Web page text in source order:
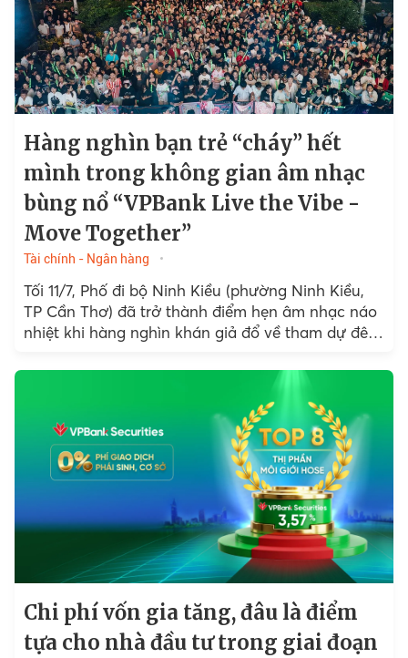
Hàng nghìn bạn trẻ “cháy” hết
mình trong không gian âm nhạc
bùng nổ “VPBank Live the Vibe -
Move Together”
Tài chính - Ngân hàng
Tối 11/7, Phố đi bộ Ninh Kiều (phường Ninh Kiều,
TP Cần Thơ) đã trở thành điểm hẹn âm nhạc náo
nhiệt khi hàng nghìn khán giả đổ về tham dự đêm
Chi phí vốn gia tăng, đâu là điểm
tựa cho nhà đầu tư trong giai đoạn